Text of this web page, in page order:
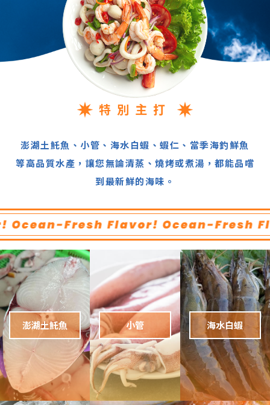
特別主打
澎湖土魠魚、小管、海水白蝦、蝦仁、當季海釣鮮魚
等高品質水產，讓您無論清蒸、燒烤或煮湯，都能品嚐
到最新鮮的海味。
澎湖土魠魚 小管 海水白蝦